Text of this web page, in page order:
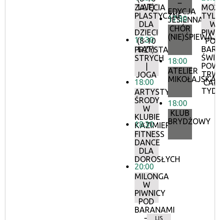
LAT)
ZAJĘCIA
PLASTYCZNE
DLA
DZIECI
(8-10
LAT)
17:30
PRZYSTANEK
STRYCH
JOGA
18:00
ARTYSTYCZNE
ŚRODY
W
KLUBIE
KAZIMIERZ
18:30
FITNESS
DANCE
DLA
DOROSŁYCH
20:00
MILONGA
W
PIWNICY
POD
BARANAMI
–
–
EDYCJA
JESIENNA
17:30
CHÓR
18:00
ATELIER
MIKOŁAJSKA
18:00
KLUB
BRYDŻOWY
W
LIS